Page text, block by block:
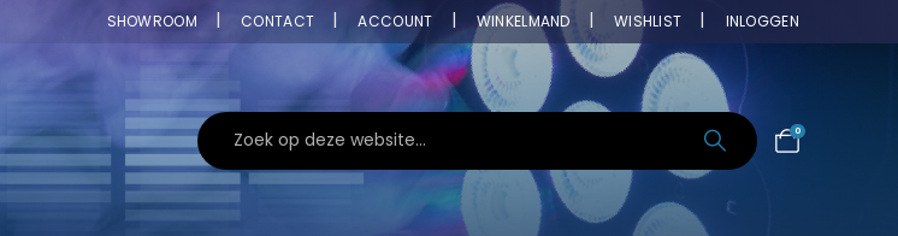
SHOWROOM CONTACT ACCOUNT WINKELMAND WISHLIST INLOGGEN
0